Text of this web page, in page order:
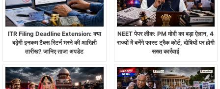
ITR Filing Deadline Extension: क्या
बढ़ेगी इनकम टैक्स रिटर्न भरने की आखिरी
तारीख? जानिए ताजा अपडेट
NEET पेपर लीक: PM मोदी का बड़ा ऐलान, 4
राज्यों में बनेंगे फास्ट ट्रैक कोर्ट, दोषियों पर होगी
सख्त कार्रवाई